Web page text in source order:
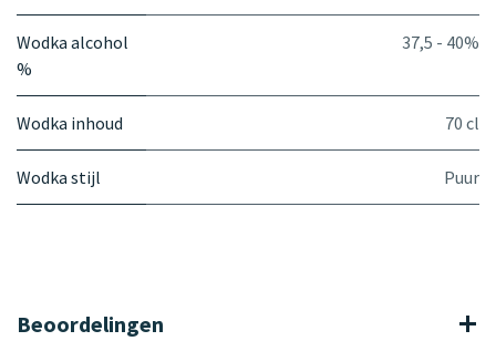
Wodka alcohol
%
37,5 - 40%
Wodka inhoud 70 cl
Wodka stijl Puur
Beoordelingen